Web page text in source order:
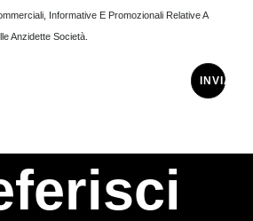
Informative E Promozionali Relative A
Anzidette Società.
INVIA